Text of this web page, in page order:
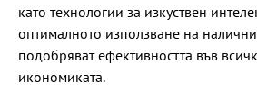
като технологии за изкуствен
оптималното използване на
подобряват ефективността във
икономиката.